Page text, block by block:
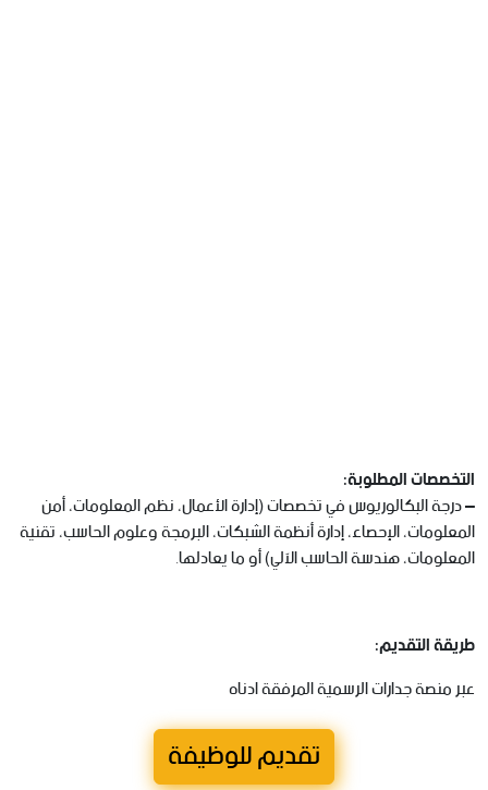
التخصصات المطلوبة:
– درجة البكالوريوس في تخصصات (إدارة الأعمال، نظم المعلومات، أمن
المعلومات، الإحصاء، إدارة أنظمة الشبكات، البرمجة وعلوم الحاسب، تقنية
المعلومات، هندسة الحاسب الآلي) أو ما يعادلها.
طريقة التقديم:
عبر منصة جدارات الرسمية المرفقة ادناه
تقديم للوظيفة